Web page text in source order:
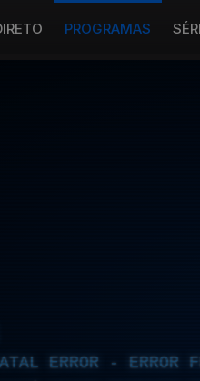
PROGRAMAS
ERROR - ERROR